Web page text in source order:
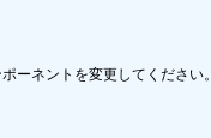
ネントを変更してください。